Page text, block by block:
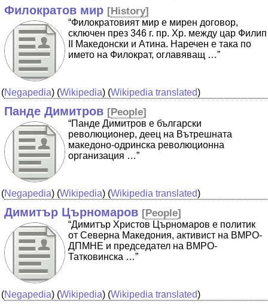
Филократов мир [History]
“Филократовият мир е мирен договор,
сключен през 346 г. пр. Хр. между цар Филип
II Македонски и Атина. Наречен е така по
името на Филократ, оглавяващ …”
(Negapedia) (Wikipedia) (Wikipedia translated)
Панде Димитров [People]
“Панде Димитров е български
революционер, деец на Вътрешната
македоно-одринска революционна
организация …”
(Negapedia) (Wikipedia) (Wikipedia translated)
Димитър Църномаров [People]
“Димитър Христов Църномаров е политик
от Северна Македония, активист на ВМРО-
ДПМНЕ и председател на ВМРО-
Татковинска …”
(Negapedia) (Wikipedia) (Wikipedia translated)